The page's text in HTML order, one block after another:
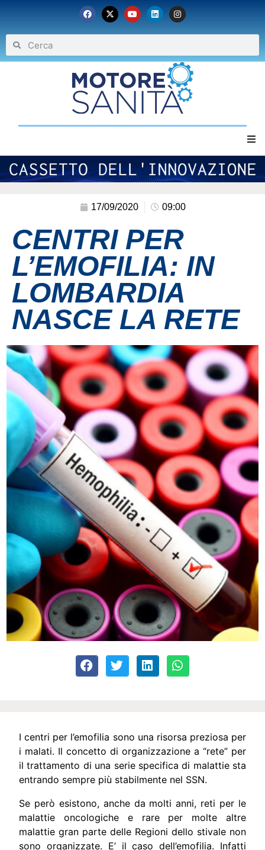
Home
Eventi
Archivio
Contatti
Grandi eventi
Ospedale Virtuale
MotoRare
17/09/2020 09:00
CENTRI PER
L’EMOFILIA: IN
LOMBARDIA
NASCE LA RETE
I centri per l’emofilia sono una risorsa preziosa per
i malati. Il concetto di organizzazione a “rete” per
il trattamento di una serie specifica di malattie sta
entrando sempre più stabilmente nel SSN.
Se però esistono, anche da molti anni, reti per le
malattie oncologiche e rare per molte altre
malattie gran parte delle Regioni dello stivale non
sono organizzate. E’ il caso dell’emofilia. Infatti